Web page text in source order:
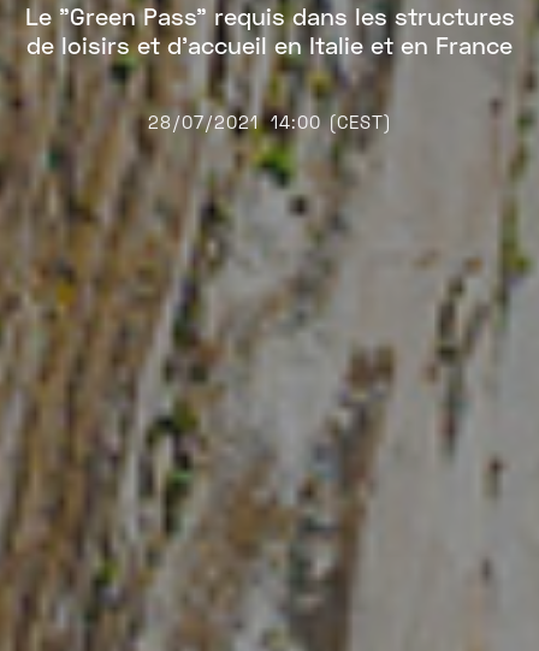
Le "Green Pass” requis dans les structures
de loisirs et d'accueil en Italie et en France
28/07/2021 14:00 (CEST)